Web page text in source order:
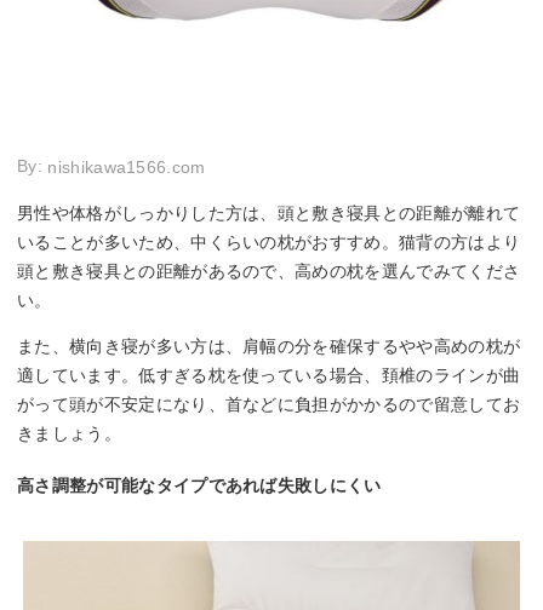
By: nishikawa1566.com
男性や体格がしっかりした方は、頭と敷き寝具との距離が離れて
いることが多いため、中くらいの枕がおすすめ。猫背の方はより
頭と敷き寝具との距離があるので、高めの枕を選んでみてくださ
い。
また、横向き寝が多い方は、肩幅の分を確保するやや高めの枕が
適しています。低すぎる枕を使っている場合、頚椎のラインが曲
がって頭が不安定になり、首などに負担がかかるので留意してお
きましょう。
高さ調整が可能なタイプであれば失敗しにくい